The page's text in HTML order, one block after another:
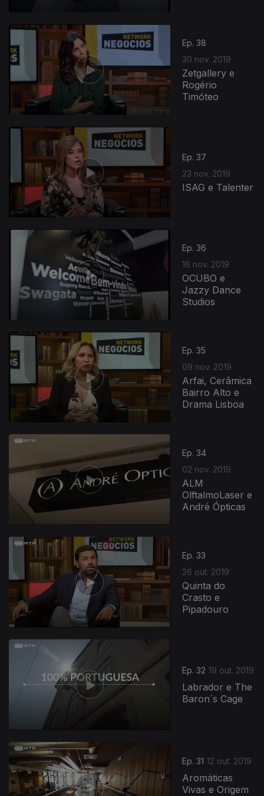
Ep. 38
30 nov. 2019
Zetgallery e
Rogério
Timóteo
Ep. 37
23 nov. 2019
ISAG e Talenter
Ep. 36
16 nov. 2019
OCUBO e
Jazzy Dance
Studios
Ep. 35
09 nov. 2019
Arfai, Cerâmica
Bairro Alto e
Drama Lisboa
Ep. 34
02 nov. 2019
ALM
OlftalmoLaser e
André Ópticas
Ep. 33
26 out. 2019
Quinta do
Crasto e
Pipadouro
Ep. 32 19 out. 2019
Labrador e The
Baron´s Cage
Ep. 31 12 out. 2019
Aromáticas
Vivas e Origem
432994